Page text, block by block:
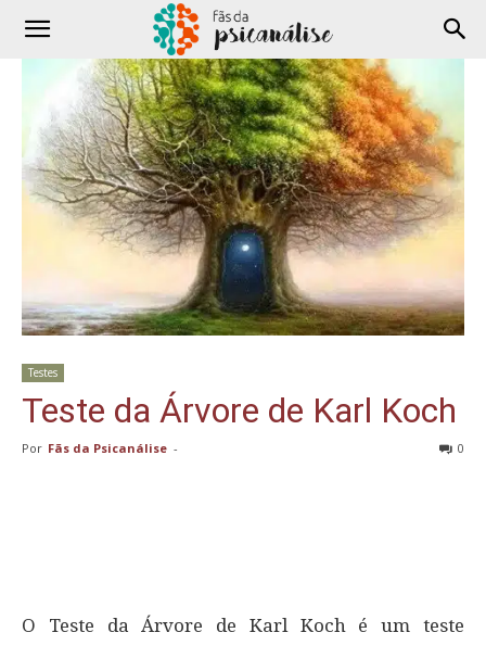
Testes
Teste da Árvore de Karl Koch
Por Fãs da Psicanálise - 0
O Teste da Árvore de Karl Koch é um teste